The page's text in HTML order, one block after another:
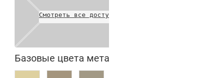
Смотреть все доступные цвета
Базовые цвета металлических коробок